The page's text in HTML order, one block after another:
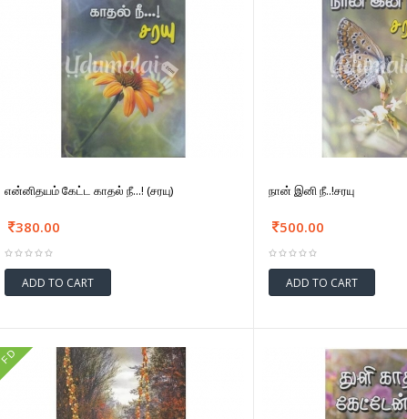
என்னிதயம் கேட்ட காதல் நீ...! (சரயு)
380.00
ADD TO CART
நான் இனி நீ..!சரயு
500.00
ADD TO CART
FD